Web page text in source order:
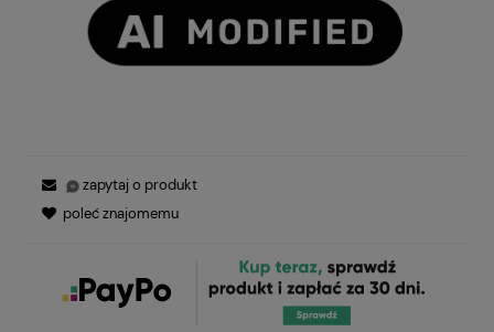
zapytaj o produkt
poleć znajomemu